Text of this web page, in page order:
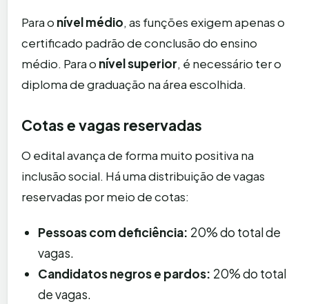
Para o nível médio, as funções exigem apenas o
certificado padrão de conclusão do ensino
médio. Para o nível superior, é necessário ter o
diploma de graduação na área escolhida.
Cotas e vagas reservadas
O edital avança de forma muito positiva na
inclusão social. Há uma distribuição de vagas
reservadas por meio de cotas:
Pessoas com deficiência: 20% do total de
vagas.
Candidatos negros e pardos: 20% do total
de vagas.